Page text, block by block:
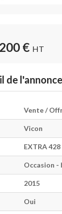
€ HT
de l'annonce
Vente /
Vicon
EXTRA 428
Occasion -
2015
Oui